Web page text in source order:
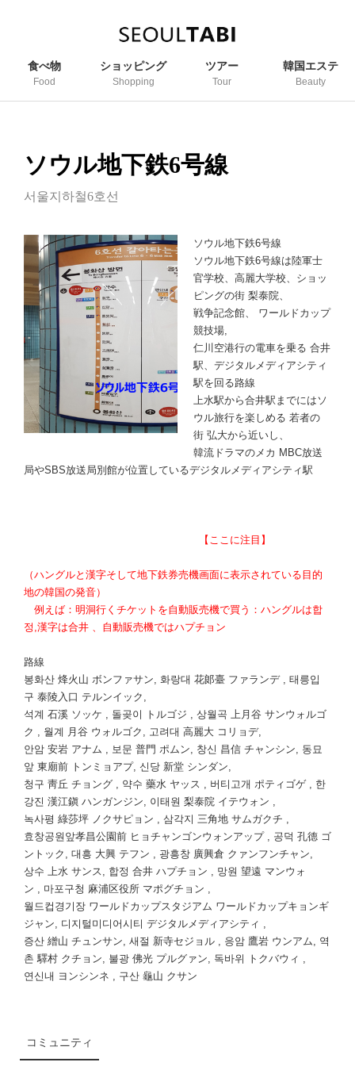
食べ物
Food
ショッピング
Shopping
ツアー
Tour
韓国エステ
Beauty
ソウル地下鉄6号線
서울지하철6호선
ソウル地下鉄6号線
ソウル地下鉄6号線は陸軍士
官学校、高麗大学校、ショッ
ピングの街 梨泰院、
戦争記念館、 ワールドカップ
競技場,
仁川空港行の電車を乗る 合井
駅、デジタルメディアシティ
駅を回る路線
上水駅から合井駅までにはソ
ウル旅行を楽しめる 若者の
街 弘大から近いし、
韓流ドラマのメカ MBC放送
局やSBS放送局別館が位置しているデジタルメディアシティ駅
【ここに注目】
（ハングルと漢字そして地下鉄券売機画面に表示されている目的
地の韓国の発音）
例えば：明洞行くチケットを自動販売機で買う：ハングルは합
정,漢字は合井 、自動販売機ではハプチョン
路線
봉화산 烽火山 ボンファサン, 화랑대 花郞臺 ファランデ , 태릉입
구 泰陵入口 テルンイック,
석계 石溪 ソッケ , 돌곶이 トルゴジ , 상월곡 上月谷 サンウォルゴ
ク , 월계 月谷 ウォルゴク, 고려대 高麗大 コリョデ,
안암 安岩 アナム , 보문 普門 ポムン, 창신 昌信 チャンシン, 동묘
앞 東廟前 トンミョアプ, 신당 新堂 シンダン,
청구 靑丘 チョング , 약수 藥水 ヤッス , 버티고개 ポティゴゲ , 한
강진 漢江鎭 ハンガンジン, 이태원 梨泰院 イテウォン ,
녹사평 綠莎坪 ノクサピョン , 삼각지 三角地 サムガクチ ,
효창공원앞孝昌公園前 ヒョチャンゴンウォンアップ , 공덕 孔德 ゴ
ントック, 대흥 大興 テフン , 광흥창 廣興倉 クァンフンチャン,
상수 上水 サンス, 합정 合井 ハプチョン , 망원 望遠 マンウォ
ン , 마포구청 麻浦区役所 マポグチョン ,
월드컵경기장 ワールドカップスタジアム ワールドカップキョンギ
ジャン, 디지털미디어시티 デジタルメディアシティ ,
증산 繒山 チュンサン, 새절 新寺セジョル , 응암 鷹岩 ウンアム, 역
촌 驛村 クチョン, 불광 佛光 プルグァン, 독바위 トクバウィ ,
연신내 ヨンシンネ , 구산 龜山 クサン
コミュニティ